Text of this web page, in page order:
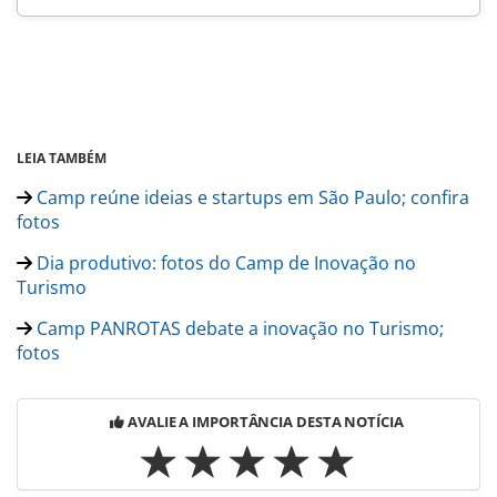
LEIA TAMBÉM
Camp reúne ideias e startups em São Paulo; confira
fotos
Dia produtivo: fotos do Camp de Inovação no
Turismo
Camp PANROTAS debate a inovação no Turismo;
fotos
AVALIE A IMPORTÂNCIA DESTA NOTÍCIA